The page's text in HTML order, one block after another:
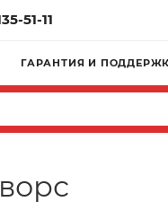
51-11
ГАРАНТИЯ И